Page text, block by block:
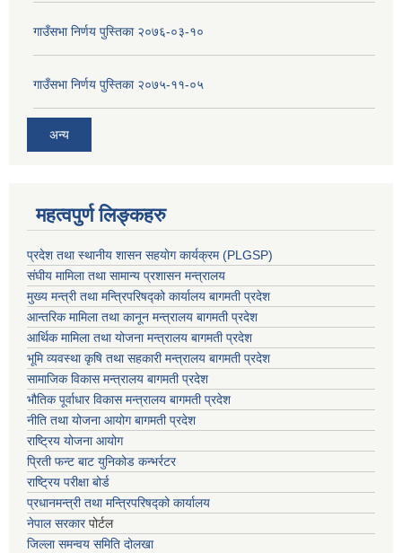
गाउँसभा निर्णय पुस्तिका २०७६-०३-१०
गाउँसभा निर्णय पुस्तिका २०७५-११-०५
अन्य
महत्वपुर्ण लिङ्कहरु
प्रदेश तथा स्थानीय शासन सहयाेग कार्यक्रम (PLGSP)
संघीय मामिला तथा सामान्य प्रशासन मन्त्रालय
मुख्य मन्त्री तथा मन्त्रिपरिषद्को कार्यालय बागमती प्रदेश
आन्तरिक मामिला तथा कानून मन्त्रालय बागमती प्रदेश
आर्थिक मामिला तथा योजना मन्त्रालय बागमती प्रदेश
भूमि व्यवस्था कृषि तथा सहकारी मन्त्रालय बागमती प्रदेश
सामाजिक विकास मन्त्रालय बागमती प्रदेश
भौतिक पूर्वाधार विकास मन्त्रालय बागमती प्रदेश
नीति तथा योजना आयोग बागमती प्रदेश
राष्ट्रिय योजना आयोग
प्रिती फन्ट बाट युनिकोड कन्भर्रटर
राष्ट्रिय परीक्षा बोर्ड
प्रधानमन्त्री तथा मन्त्रिपरिषद्को कार्यालय
नेपाल सरकारपोर्टल
जिल्ला समन्वय समिति दोलखा